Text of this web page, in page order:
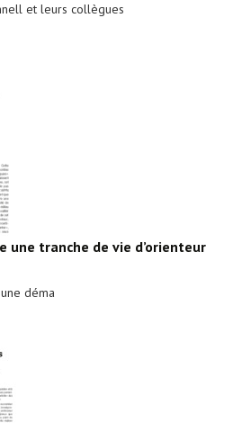
et leurs collègues
une tranche de vie d’orienteur
déma